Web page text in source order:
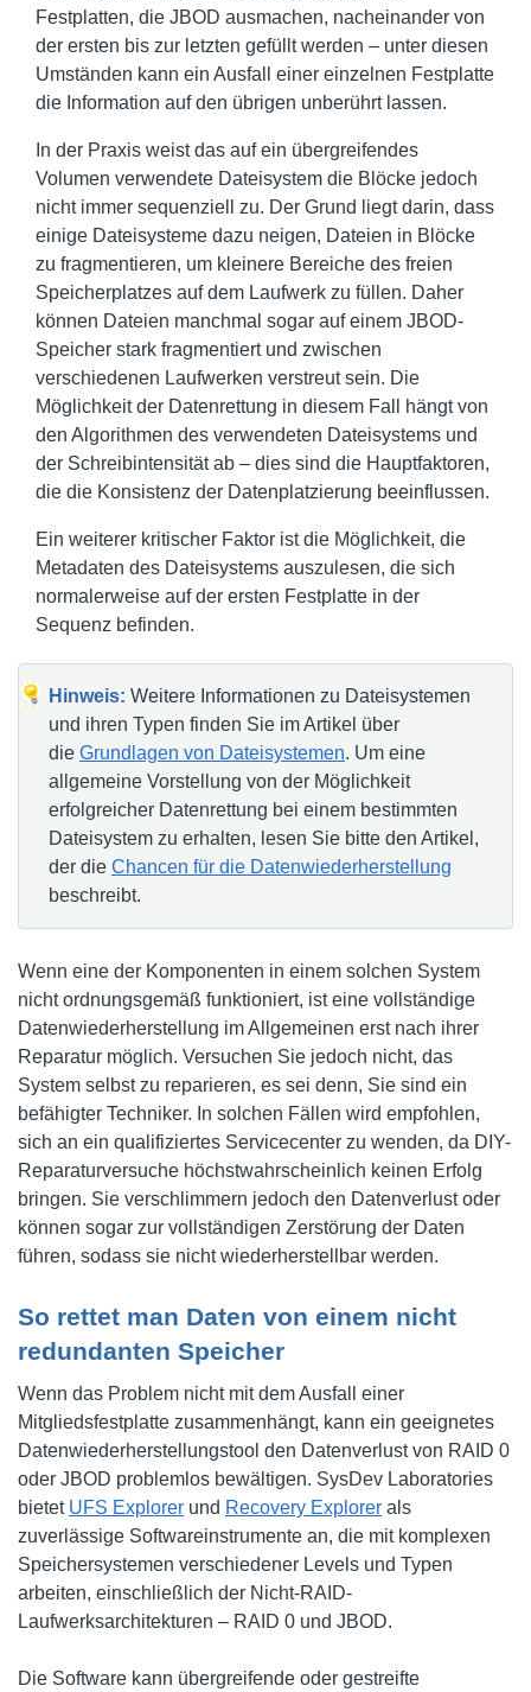
Festplatten, die JBOD ausmachen, nacheinander von
der ersten bis zur letzten gefüllt werden – unter diesen
Umständen kann ein Ausfall einer einzelnen Festplatte
die Information auf den übrigen unberührt lassen.
In der Praxis weist das auf ein übergreifendes
Volumen verwendete Dateisystem die Blöcke jedoch
nicht immer sequenziell zu. Der Grund liegt darin, dass
einige Dateisysteme dazu neigen, Dateien in Blöcke
zu fragmentieren, um kleinere Bereiche des freien
Speicherplatzes auf dem Laufwerk zu füllen. Daher
können Dateien manchmal sogar auf einem JBOD-
Speicher stark fragmentiert und zwischen
verschiedenen Laufwerken verstreut sein. Die
Möglichkeit der Datenrettung in diesem Fall hängt von
den Algorithmen des verwendeten Dateisystems und
der Schreibintensität ab – dies sind die Hauptfaktoren,
die die Konsistenz der Datenplatzierung beeinflussen.
Ein weiterer kritischer Faktor ist die Möglichkeit, die
Metadaten des Dateisystems auszulesen, die sich
normalerweise auf der ersten Festplatte in der
Sequenz befinden.
Hinweis: Weitere Informationen zu Dateisystemen
und ihren Typen finden Sie im Artikel über
die Grundlagen von Dateisystemen. Um eine
allgemeine Vorstellung von der Möglichkeit
erfolgreicher Datenrettung bei einem bestimmten
Dateisystem zu erhalten, lesen Sie bitte den Artikel,
der die Chancen für die Datenwiederherstellung
beschreibt.
Wenn eine der Komponenten in einem solchen System
nicht ordnungsgemäß funktioniert, ist eine vollständige
Datenwiederherstellung im Allgemeinen erst nach ihrer
Reparatur möglich. Versuchen Sie jedoch nicht, das
System selbst zu reparieren, es sei denn, Sie sind ein
befähigter Techniker. In solchen Fällen wird empfohlen,
sich an ein qualifiziertes Servicecenter zu wenden, da DIY-
Reparaturversuche höchstwahrscheinlich keinen Erfolg
bringen. Sie verschlimmern jedoch den Datenverlust oder
können sogar zur vollständigen Zerstörung der Daten
führen, sodass sie nicht wiederherstellbar werden.
So rettet man Daten von einem nicht
redundanten Speicher
Wenn das Problem nicht mit dem Ausfall einer
Mitgliedsfestplatte zusammenhängt, kann ein geeignetes
Datenwiederherstellungstool den Datenverlust von RAID 0
oder JBOD problemlos bewältigen. SysDev Laboratories
bietet UFS Explorer und Recovery Explorer als
zuverlässige Softwareinstrumente an, die mit komplexen
Speichersystemen verschiedener Levels und Typen
arbeiten, einschließlich der Nicht-RAID-
Laufwerksarchitekturen – RAID 0 und JBOD.
Die Software kann übergreifende oder gestreifte